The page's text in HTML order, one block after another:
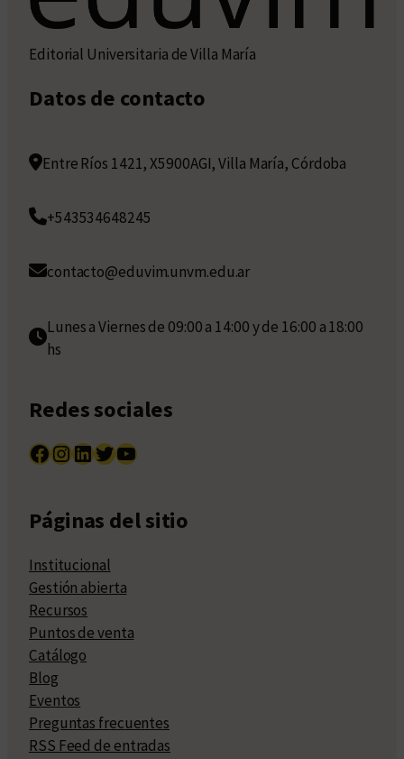
Editorial Universitaria de Villa María
Datos de contacto
Entre Ríos 1421, X5900AGI, Villa María, Córdoba
+543534648245
contacto@eduvim.unvm.edu.ar
Lunes a Viernes de 09:00 a 14:00 y de 16:00 a 18:00
hs
Redes sociales
Facebook InstagramLinkedIn Twitter YouTube
Páginas del sitio
Institucional
Gestión abierta
Recursos
Puntos de venta
Catálogo
Blog
Eventos
Preguntas frecuentes
RSS Feed de entradas